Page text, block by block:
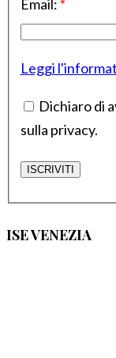
Email: *
Leggi
Dichiaro di
sulla privacy.
ISE VENEZIA